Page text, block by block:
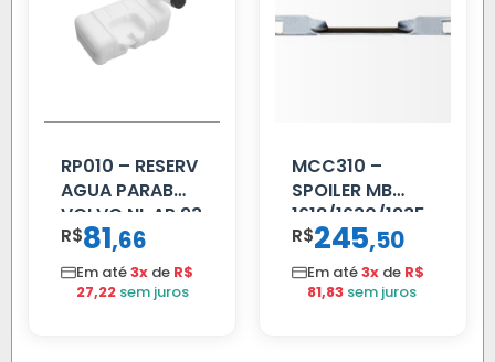
RP010 – RESERV
AGUA PARAB
VOLVO NL AP 93
R$81,66
Em até3x de R$
27,22 sem juros
MCC310 –
SPOILER MB
1618/1630/1935
02 FAR
R$245,50
Em até3x de R$
81,83 sem juros